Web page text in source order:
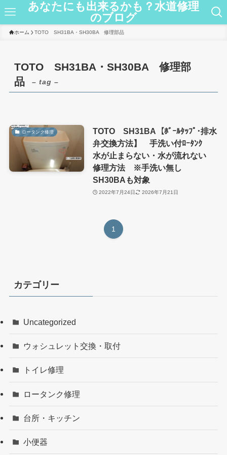
あなたにも出来るかも？水道修理
のブログ
ホーム TOTO SH31BA・SH30BA 修理部品
TOTO SH31BA・SH30BA 修理部
品
– tag –
ロータンク修理
TOTO SH31BA【ﾎﾞｰﾙﾀｯﾌﾟ･排水
弁交換方法】 手洗い付ﾛｰﾀﾝｸ
水が止まらない・水が流れない
修理方法 ※手洗い無し
SH30BAも対象
2022年7月24日 2026年7月21日
1
カテゴリー
Uncategorized
ウォシュレット交換・取付
トイレ修理
ロータンク修理
台所・キッチン
小便器